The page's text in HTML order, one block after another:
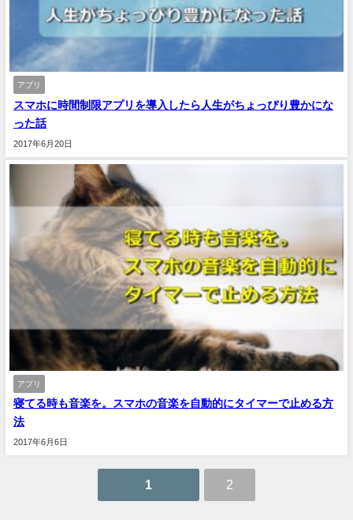
アプリ
スマホに時間制限アプリを導入したら人生がちょっぴり豊かにな
った話
2017年6月20日
アプリ
寝てる時も音楽を。スマホの音楽を自動的にタイマーで止める方
法
2017年6月6日
1 2